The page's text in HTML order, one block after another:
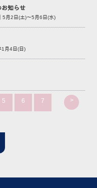
お知らせ
5月2日(土)～5月6日(水)
月4日(日)
5 6 7 >